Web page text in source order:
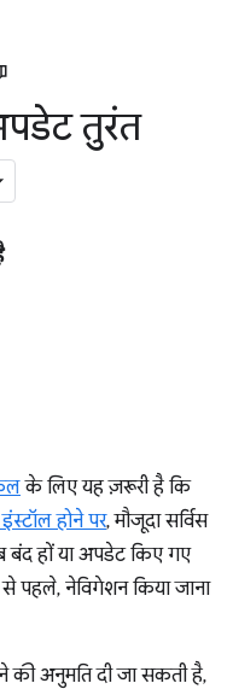
तुरंत
के लिए यह ज़रूरी है कि
होने पर, मौजूदा सर्विस
बंद हों या अपडेट किए गए
पहले, नेविगेशन किया जाना
अनुमति दी जा सकती है,